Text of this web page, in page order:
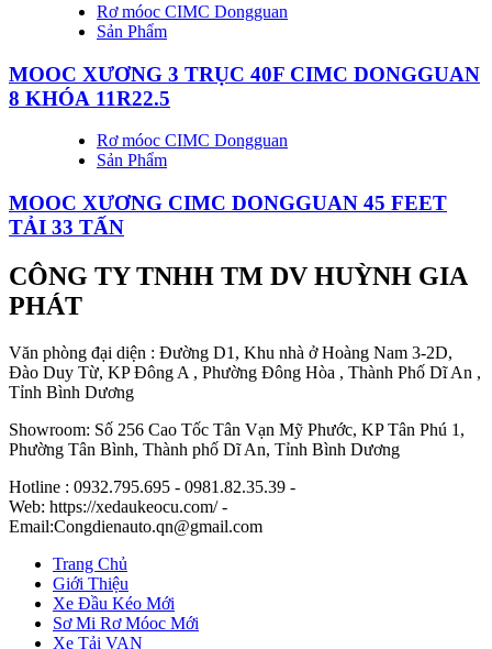
Rơ móoc CIMC Dongguan
Sản Phẩm
MOOC XƯƠNG 3 TRỤC 40F CIMC DONGGUAN
8 KHÓA 11R22.5
Rơ móoc CIMC Dongguan
Sản Phẩm
MOOC XƯƠNG CIMC DONGGUAN 45 FEET
TẢI 33 TẤN
CÔNG TY TNHH TM DV HUỲNH GIA
PHÁT
Văn phòng đại diện : Đường D1, Khu nhà ở Hoàng Nam 3-2D,
Đào Duy Từ, KP Đông A , Phường Đông Hòa , Thành Phố Dĩ An ,
Tỉnh Bình Dương
Showroom: Số 256 Cao Tốc Tân Vạn Mỹ Phước, KP Tân Phú 1,
Phường Tân Bình, Thành phố Dĩ An, Tỉnh Bình Dương
Hotline : 0932.795.695 - 0981.82.35.39 -
Web: https://xedaukeocu.com/ -
Email:Congdienauto.qn@gmail.com
Trang Chủ
Giới Thiệu
Xe Đầu Kéo Mới
Sơ Mi Rơ Móoc Mới
Xe Tải VAN